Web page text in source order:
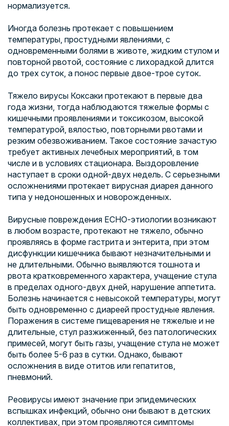
нормализуется.
Иногда болезнь протекает с повышением
температуры, простудными явлениями, с
одновременными болями в животе, жидким стулом и
повторной рвотой, состояние с лихорадкой длится
до трех суток, а понос первые двое-трое суток.
Тяжело вирусы Коксаки протекают в первые два
года жизни, тогда наблюдаются тяжелые формы с
кишечными проявлениями и токсикозом, высокой
температурой, вялостью, повторными рвотами и
резким обезвоживанием. Такое состояние зачастую
требует активных лечебных мероприятий, в том
числе и в условиях стационара. Выздоровление
наступает в сроки одной-двух недель. С серьезными
осложнениями протекает вирусная диарея данного
типа у недоношенных и новорожденных.
Вирусные повреждения ЕСНО-этиологии возникают
в любом возрасте, протекают не тяжело, обычно
проявляясь в форме гастрита и энтерита, при этом
дисфункции кишечника бывают незначительными и
не длительными. Обычно выявляются тошнота и
рвота кратковременного характера, учащение стула
в пределах одного-двух дней, нарушение аппетита.
Болезнь начинается с невысокой температуры, могут
быть одновременно с диареей простудные явления.
Поражения в системе пищеварения не тяжелые и не
длительные, стул разжиженный, без патологических
примесей, могут быть газы, учащение стула не может
быть более 5-6 раз в сутки. Однако, бывают
осложнения в виде отитов или гепатитов,
пневмоний.
Реовирусы имеют значение при эпидемических
вспышках инфекций, обычно они бывают в детских
коллективах, при этом проявляются симптомы